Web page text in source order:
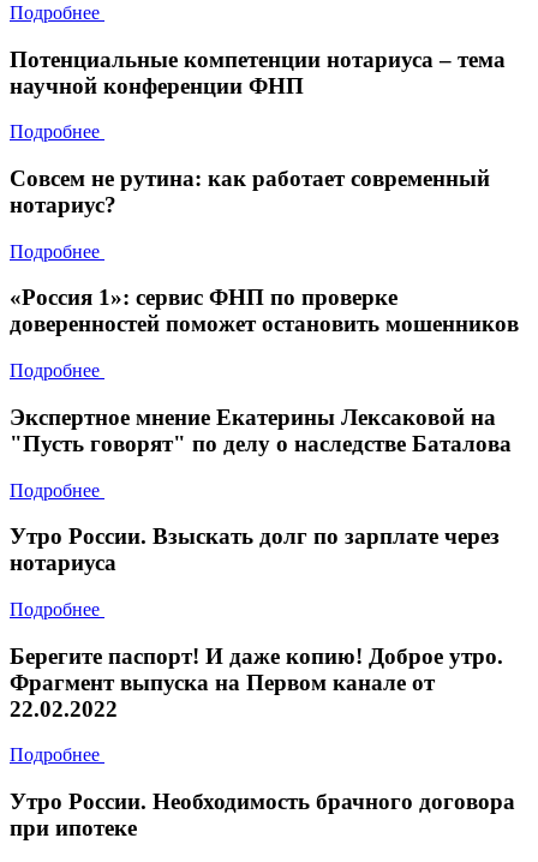
Подробнее
Потенциальные компетенции нотариуса – тема
научной конференции ФНП
Подробнее
Совсем не рутина: как работает современный
нотариус?
Подробнее
«Россия 1»: сервис ФНП по проверке
доверенностей поможет остановить мошенников
Подробнее
Экспертное мнение Екатерины Лексаковой на
"Пусть говорят" по делу о наследстве Баталова
Подробнее
Утро России. Взыскать долг по зарплате через
нотариуса
Подробнее
Берегите паспорт! И даже копию! Доброе утро.
Фрагмент выпуска на Первом канале от
22.02.2022
Подробнее
Утро России. Необходимость брачного договора
при ипотеке